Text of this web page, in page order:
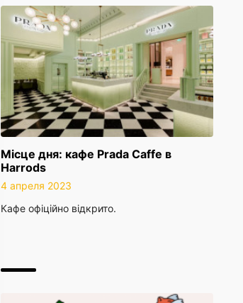
Місце дня: кафе Prada Caffe в
Harrods
4 апреля 2023
Кафе офіційно відкрито.